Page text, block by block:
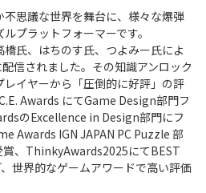
不思議な世界を舞台に、様々な爆弾
プラットフォーマーです。
氏、はちのす氏、つよみー氏によ
信されました。その知識アンロック
イヤーから「圧倒的に好評」の評
Awards にてGame Design部門フ
のExcellence in Design部門にフ
Awards IGN JAPAN PC Puzzle 部
、ThinkyAwards2025にてBEST
世界的なゲームアワードで高い評価